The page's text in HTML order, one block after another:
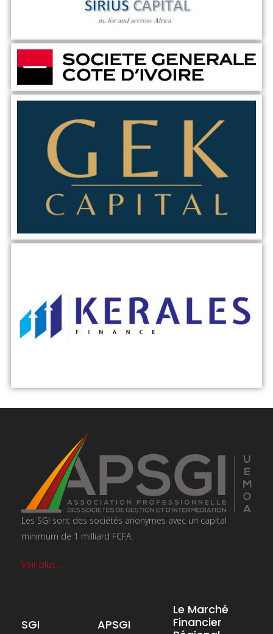
Les SGI sont des sociétés anonymes avec un capital
minimum de 1 milliard FCFA.
Voir plus…
SGI APSGI
Le Marché
Financier